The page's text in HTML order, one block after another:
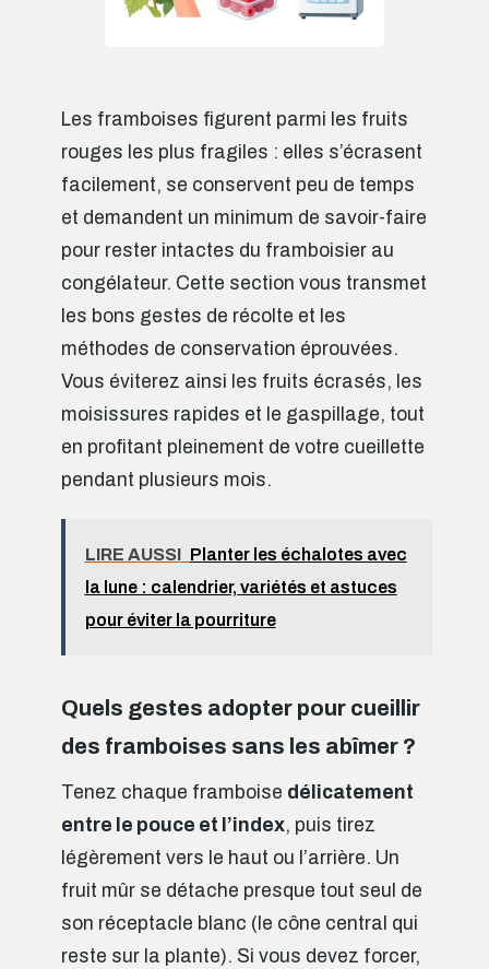
Les framboises figurent parmi les fruits
rouges les plus fragiles : elles s’écrasent
facilement, se conservent peu de temps
et demandent un minimum de savoir-faire
pour rester intactes du framboisier au
congélateur. Cette section vous transmet
les bons gestes de récolte et les
méthodes de conservation éprouvées.
Vous éviterez ainsi les fruits écrasés, les
moisissures rapides et le gaspillage, tout
en profitant pleinement de votre cueillette
pendant plusieurs mois.
LIRE AUSSI Planter les échalotes avec
la lune : calendrier, variétés et astuces
pour éviter la pourriture
Quels gestes adopter pour cueillir
des framboises sans les abîmer ?
Tenez chaque framboise délicatement
entre le pouce et l’index, puis tirez
légèrement vers le haut ou l’arrière. Un
fruit mûr se détache presque tout seul de
son réceptacle blanc (le cône central qui
reste sur la plante). Si vous devez forcer,